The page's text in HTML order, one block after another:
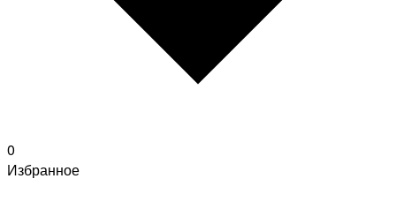
0
Избранное